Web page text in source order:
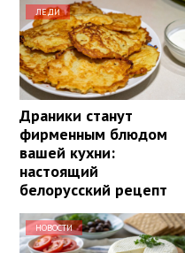
ЛЕДИ
Драники станут
фирменным блюдом
вашей кухни:
настоящий
белорусский рецепт
НОВОСТИ